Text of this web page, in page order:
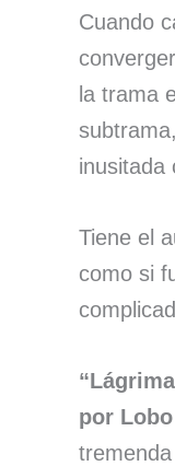
Cuando
la trama
inusitada
Tiene el
como si
por